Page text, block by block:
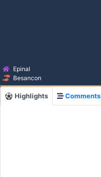
Epinal
Besancon
Highlights Comments